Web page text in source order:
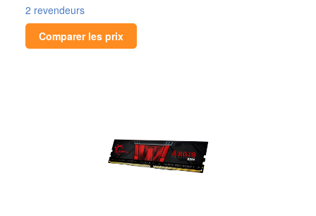
2 revendeurs
Comparer les prix